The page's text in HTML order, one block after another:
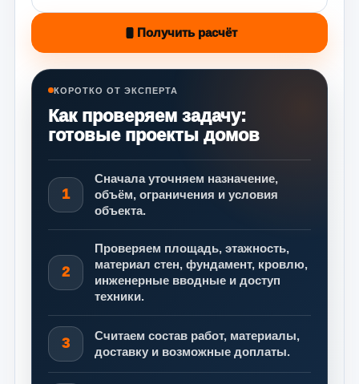
Получить расчёт
КОРОТКО ОТ ЭКСПЕРТА
Как проверяем задачу:
готовые проекты домов
1
Сначала уточняем назначение,
объём, ограничения и условия
объекта.
2
Проверяем площадь, этажность,
материал стен, фундамент, кровлю,
инженерные вводные и доступ
техники.
3
Считаем состав работ, материалы,
доставку и возможные доплаты.